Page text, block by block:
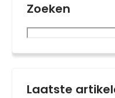
Zoeken
Laatste